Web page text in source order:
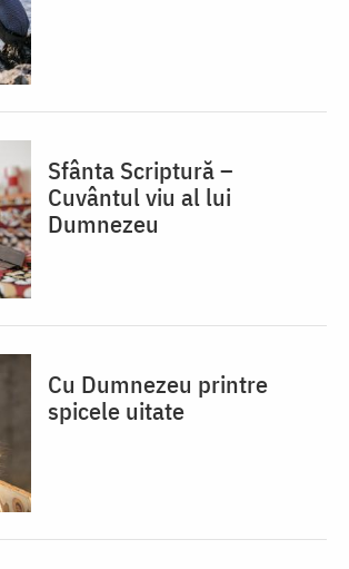
Sfânta Scriptură –
Cuvântul viu al lui
Dumnezeu
Cu Dumnezeu printre
spicele uitate